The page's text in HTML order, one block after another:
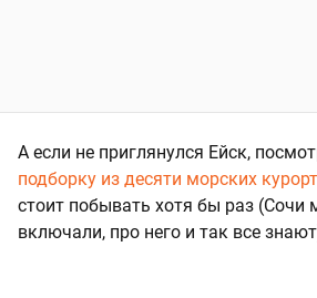
А если не приглянулся Ейск,
подборку из десяти морских
стоит побывать хотя бы раз (Сочи
включали, про него и так все